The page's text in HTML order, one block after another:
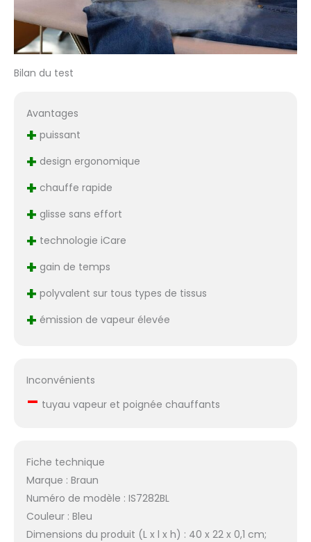
Bilan du test
Avantages
+ puissant
+ design ergonomique
+ chauffe rapide
+ glisse sans effort
+ technologie iCare
+ gain de temps
+ polyvalent sur tous types de tissus
+ émission de vapeur élevée
Inconvénients
– tuyau vapeur et poignée chauffants
Fiche technique
Marque : Braun
Numéro de modèle : IS7282BL
Couleur : Bleu
Dimensions du produit (L x l x h) : 40 x 22 x 0,1 cm;